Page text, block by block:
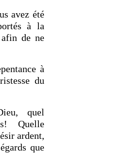
avez été
à la
de ne
à
du
quel
Quelle
ardent,
que